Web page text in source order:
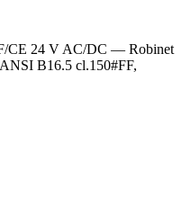
CE 24 V AC/DC — Robinet
B16.5 cl.150#FF,